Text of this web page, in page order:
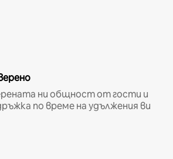
ни общност от гости и
по време на удължения ви